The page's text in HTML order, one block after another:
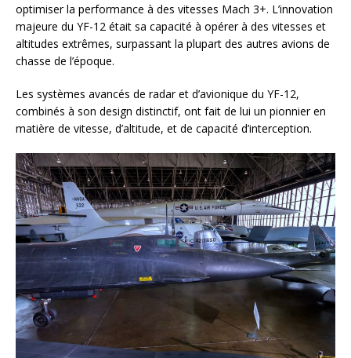
optimiser la performance à des vitesses Mach 3+. L’innovation
majeure du YF-12 était sa capacité à opérer à des vitesses et
altitudes extrêmes, surpassant la plupart des autres avions de
chasse de l’époque.
Les systèmes avancés de radar et d’avionique du YF-12,
combinés à son design distinctif, ont fait de lui un pionnier en
matière de vitesse, d’altitude, et de capacité d’interception.